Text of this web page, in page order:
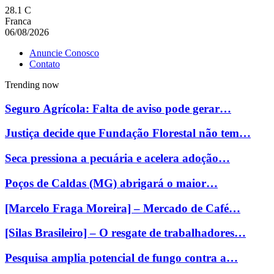
28.1 C
Franca
06/08/2026
Anuncie Conosco
Contato
Trending now
Seguro Agrícola: Falta de aviso pode gerar…
Justiça decide que Fundação Florestal não tem…
Seca pressiona a pecuária e acelera adoção…
Poços de Caldas (MG) abrigará o maior…
[Marcelo Fraga Moreira] – Mercado de Café…
[Silas Brasileiro] – O resgate de trabalhadores…
Pesquisa amplia potencial de fungo contra a…